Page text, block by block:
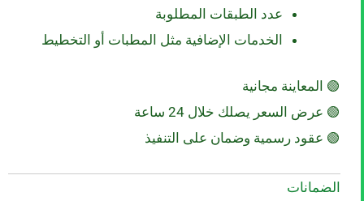
عدد الطبقات المطلوبة
الخدمات الإضافية مثل المطبات أو التخطيط
🟢 المعاينة مجانية
🟢 عرض السعر يصلك خلال 24 ساعة
🟢 عقود رسمية وضمان على التنفيذ
الضمانات